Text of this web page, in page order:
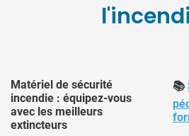
Matériel de sécurité
incendie : équipez-vous
avec les meilleurs
extincteurs
📚